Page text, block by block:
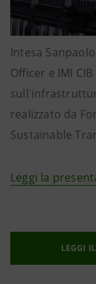
Intesa
Officer e IMI
realizzato da
Sustainable
Leggi la
LEGGI